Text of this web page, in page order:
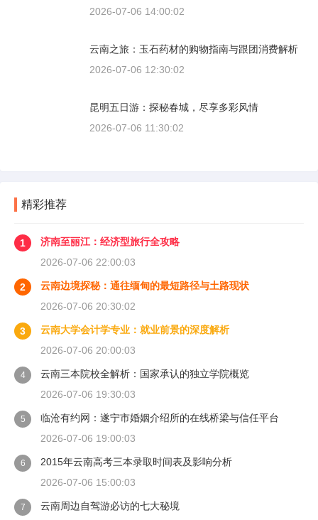
2026-07-06 14:00:02
云南之旅：玉石药材的购物指南与跟团消费解析
2026-07-06 12:30:02
昆明五日游：探秘春城，尽享多彩风情
2026-07-06 11:30:02
精彩推荐
1
济南至丽江：经济型旅行全攻略
2026-07-06 22:00:03
2
云南边境探秘：通往缅甸的最短路径与土路现状
2026-07-06 20:30:02
3
云南大学会计学专业：就业前景的深度解析
2026-07-06 20:00:03
4
云南三本院校全解析：国家承认的独立学院概览
2026-07-06 19:30:03
5
临沧有约网：遂宁市婚姻介绍所的在线桥梁与信任平台
2026-07-06 19:00:03
6
2015年云南高考三本录取时间表及影响分析
2026-07-06 15:00:03
7 云南周边自驾游必访的七大秘境